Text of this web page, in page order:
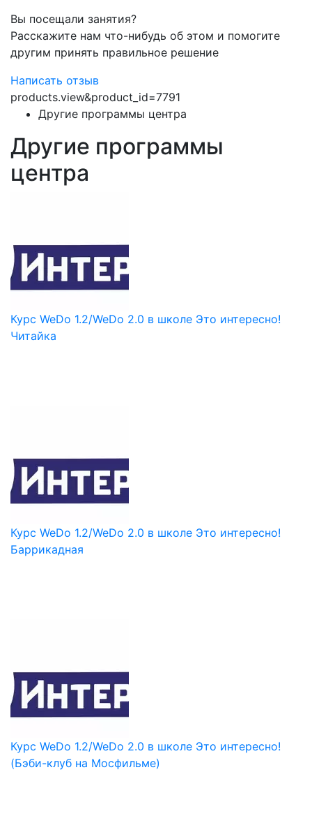
Вы посещали занятия?
Расскажите нам что-нибудь об этом и помогите
другим принять правильное решение
Написать отзыв
products.view&product_id=7791
Другие программы центра
Другие программы
центра
Курс WeDo 1.2/WeDo 2.0 в школе Это интересно!
Читайка
Курс WeDo 1.2/WeDo 2.0 в школе Это интересно!
Баррикадная
Курс WeDo 1.2/WeDo 2.0 в школе Это интересно!
(Бэби-клуб на Мосфильме)